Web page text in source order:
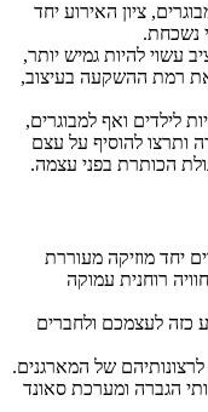
ציון האירוע יחד
נשכחת.
עשוי להיות גמיש יותר,
רמת ההשקעה בעיצוב,
לילדים ואף למבוגרים,
ותרצו להוסיף על עצם
הכותרת בפני עצמה.
יחד מוזיקה מעוררת
רוחנית עמוקה
כזה לעצמכם ולחברים
של המארגנים.
הגברה ומערכת סאונד